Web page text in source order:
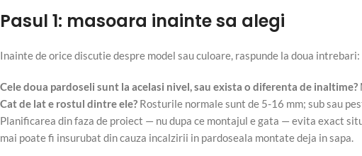
Pasul 1: masoara inainte sa alegi
Inainte de orice discutie despre model sau culoare, raspunde la doua intrebari:
Cele doua pardoseli sunt la acelasi nivel, sau exista o diferenta de inaltime?
Cat de lat e rostul dintre ele? Rosturile normale sunt de 5-16 mm; sub sau
Planificarea din faza de proiect — nu dupa ce montajul e gata — evita exact
mai poate fi insurubat din cauza incalzirii in pardoseala montate deja in sapa.